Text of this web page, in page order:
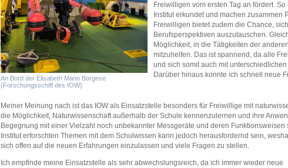
An Bord der Elisabeth Mann Borgese
(Forschungsschiff des IOW)
Freiwilligen vom ersten Tag an fördert.
Institut erkundet und machen zusammen
Freiwilligen bietet zudem die Chance,
Berufsperspektiven auszutauschen.
Möglichkeit, in die Tätigkeiten der
mitzuhelfen. Das ist spannend, da alle
und sich somit auch mit
Darüber hinaus konnte ich schnell neue
Meiner Meinung nach ist das IOW als Einsatzstelle besonders für Freiwillige mit
die Möglichkeit, Naturwissenschaft außerhalb der Schule kennenzulernen und ihre
Begegnung mit einer Vielzahl noch unbekannter Messgeräte und deren
Institut erforschten Themen mit dem Schulwissen kann jedoch herausfordernd sein,
sich offen auf die neuen Erfahrungen einzulassen und viele Fragen zu stellen.
Ich empfinde meine Einsatzstelle als sehr abwechslungsreich, da ich immer wieder neue